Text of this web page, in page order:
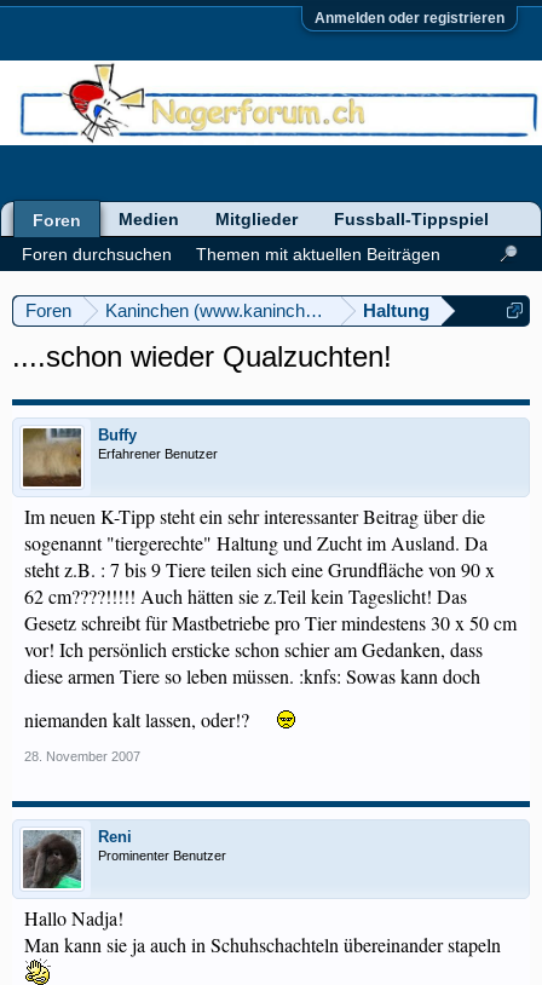
Anmelden oder registrieren
Foren Kaninchen (www.kaninchenforum.ch)
Haltung
....schon wieder Qualzuchten!
Buffy
Erfahrener Benutzer
Im neuen K-Tipp steht ein sehr interessanter Beitrag über die
sogenannt "tiergerechte" Haltung und Zucht im Ausland. Da
steht z.B. : 7 bis 9 Tiere teilen sich eine Grundfläche von 90 x
62 cm????!!!!! Auch hätten sie z.Teil kein Tageslicht! Das
Gesetz schreibt für Mastbetriebe pro Tier mindestens 30 x 50 cm
vor! Ich persönlich ersticke schon schier am Gedanken, dass
diese armen Tiere so leben müssen. :knfs: Sowas kann doch
niemanden kalt lassen, oder!?
28. November 2007
Reni
Prominenter Benutzer
Hallo Nadja!
Man kann sie ja auch in Schuhschachteln übereinander stapeln
Foren
Foren durchsuchen
Themen mit aktuellen Beiträgen
Medien Mitglieder Fussball-Tippspiel